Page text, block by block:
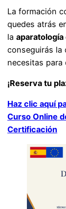
La formación
quedes atrás
la
conseguirás la
necesitas
¡Reserva tu
Haz clic aquí
Curso Online
Certificación